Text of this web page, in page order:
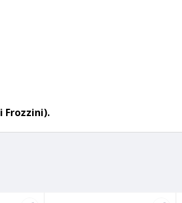
Frozzini).